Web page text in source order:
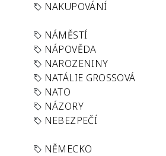
NAKUPOVÁNÍ
NÁMĚSTÍ
NÁPOVĚDA
NAROZENINY
NATÁLIE GROSSOVÁ
NATO
NÁZORY
NEBEZPEČÍ
NĚMECKO